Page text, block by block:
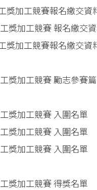
獎加工競賽報名繳交資
獎加工競賽 報名繳交
獎加工競賽報名繳交資
獎加工競賽 勵志參賽篇
獎加工競賽 入圍名單
獎加工競賽 入圍名單
獎加工競賽 入圍名單
獎加工競賽 得獎名單